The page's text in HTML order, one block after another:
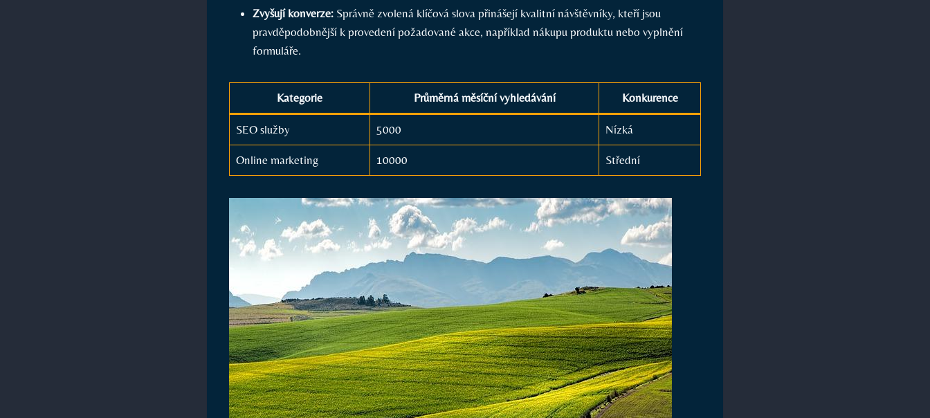
Zvyšují konverze: ⁢Správně zvolená klíčová‌ slova přinášejí ⁢kvalitní návštěvníky, kteří jsou⁢
pravděpodobnější k provedení požadované akce, například nákupu produktu nebo vyplnění
formuláře.
Kategorie Průměrná měsíční vyhledávání Konkurence
SEO služby 5000 Nízká
Online marketing 10000 Střední